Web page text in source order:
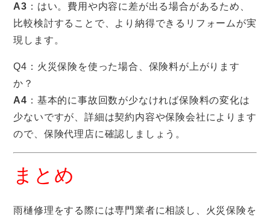
A3 ：はい。費用や内容に差が出る場合があるため、
比較検討することで、より納得できるリフォームが実
現します。
Q4：火災保険を使った場合、保険料が上がります
か？
A4 ：基本的に事故回数が少なければ保険料の変化は
少ないですが、詳細は契約内容や保険会社によります
ので、保険代理店に確認しましょう。
まとめ
雨樋修理をする際には専門業者に相談し、火災保険を